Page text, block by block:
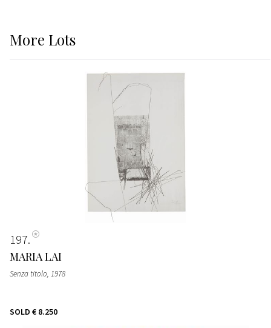
More Lots
197
MARIA LAI
Senza titolo, 1978
SOLD € 8.250